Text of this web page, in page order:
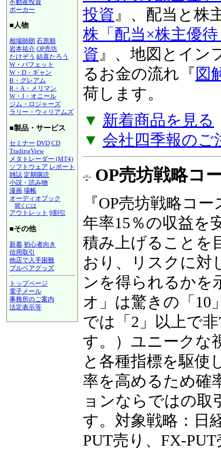
不動産投資
ポーカー
■人物
相場師朗 石原順
岩本祐介 OP売坊
たけぞう 結喜たろう
W・バフェット
W・D・ギャン
B・グレアム
R・A・メリマン
W・J・オニール
ジム・ロジャーズ
ラリー・ウィリアムズ
■製品・サービス
セミナー DVD CD
TradingView
メタトレーダー (MT4)
ソフトウェア レポート
雑誌 定期購読
小説・読み物
漫画 場帳
オーディオブック
聞くには
アウトレット 9割引
■その他
新着 初心者向き
信用取引
他店で入手困難
ブルベアグッズ
トップページ
電子メール
事務所のご案内
法定表示等
投資』、配当と株
株「配当×株主優
資』、地図とイン
るお金の流れ『図
荷します。
▼ 新着商品を見る
▼ 会社四季報のご
OP売坊戦略コ
『OP売坊戦略コ
年率15％の収益を
積み上げることを
おり、リスクに対
ンを得られるかを
オ」は驚きの「10
では「2」以上で
す。）ユニークな
と各種指標を駆使
率を高めるため確
ョンならではの取
す。対象戦略：日
PUT売り、FX-